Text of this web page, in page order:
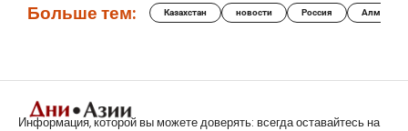
Больше тем: Казахстан новости Россия Алматы
Информация, которой вы можете доверять: всегда оставайтесь на